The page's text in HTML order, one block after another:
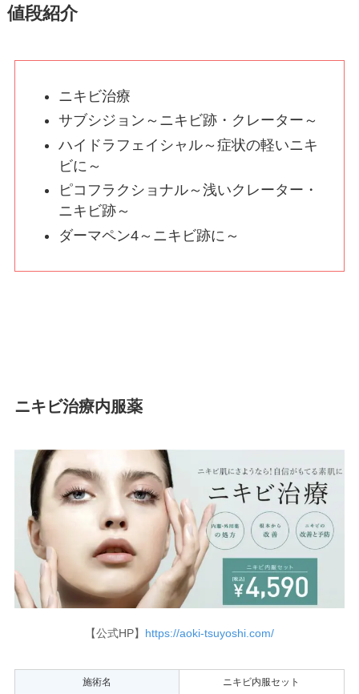
値段紹介
ニキビ治療
サブシジョン～ニキビ跡・クレーター～
ハイドラフェイシャル～症状の軽いニキ
ビに～
ピコフラクショナル～浅いクレーター・
ニキビ跡～
ダーマペン4～ニキビ跡に～
ニキビ治療内服薬
【公式HP】 https://aoki-tsuyoshi.com/
施術名 ニキビ内服セット